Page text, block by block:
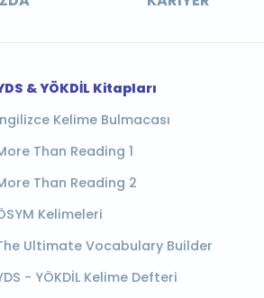
& YÖKDİL Kitapları
Kelime Bulmacası
Than Reading 1
Than Reading 2
Kelimeleri
Ultimate Vocabulary Builder
- YÖKDİL Kelime Defteri